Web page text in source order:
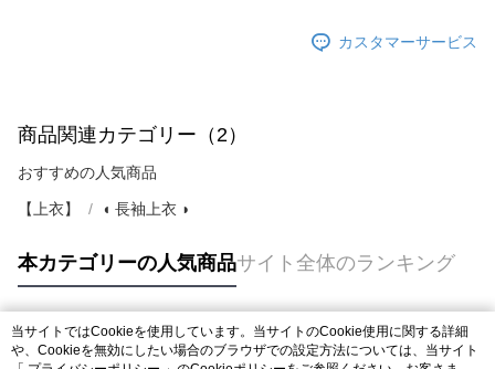
カスタマーサービス
商品関連カテゴリー（2）
おすすめの人気商品
【上衣】 ◖ 長袖上衣 ◗
本カテゴリーの人気商品サイト全体のランキング
人気タグ
当サイトではCookieを使用しています。当サイトのCookie使用に関する詳細
や、Cookieを無効にしたい場合のブラウザでの設定方法については、当サイト